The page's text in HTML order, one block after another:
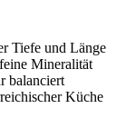
Tiefe und Länge
Mineralität
balanciert
Küche